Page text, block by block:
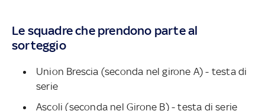
Le squadre che prendono parte al
sorteggio
Union Brescia (seconda nel girone A) - testa di
serie
Ascoli (seconda nel Girone B) - testa di serie